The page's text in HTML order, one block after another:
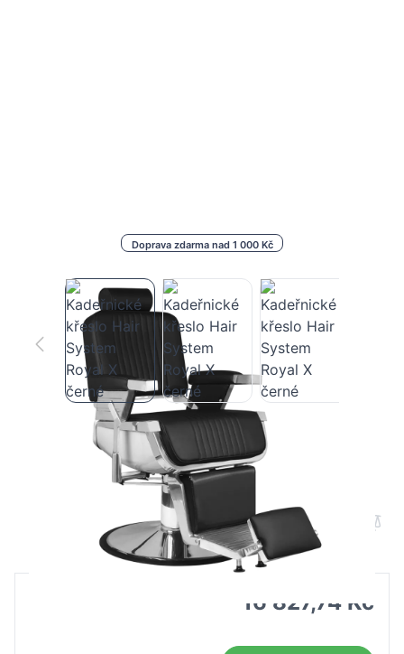
Doprava zdarma nad 1 000 Kč
Kadeřnické křeslo Hair System Royal X
B2B cena Maloobchodní cena
16 827,74 Kč